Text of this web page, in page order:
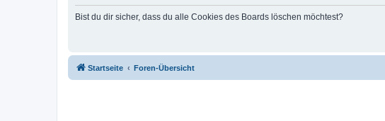
Bist du dir sicher, dass du alle Cookies des Boards löschen möchtest?
Startseite Foren-Übersicht